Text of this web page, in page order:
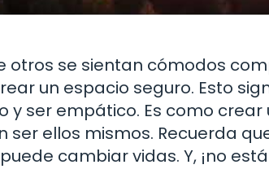
otros se sientan cómodos
un espacio seguro. Esto
y ser empático. Es como
ser ellos mismos. Recuerda
cambiar vidas. Y, ¡no